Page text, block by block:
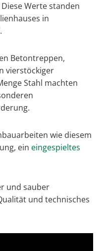
Werte standen
in
Betontreppen,
vierstöckiger
Stahl machten
wie diesem
ein eingespieltes
und sauber
und technisches